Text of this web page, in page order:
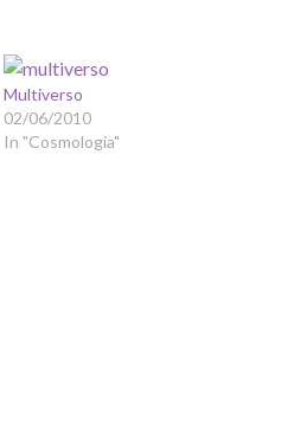
Multiverso
02/06/2010
In "Cosmologia"